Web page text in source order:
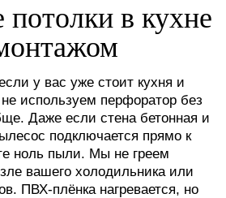
в кухне
у вас уже стоит кухня и
используем перфоратор без
Даже если стена бетонная и
подключается прямо к
ноль пыли. Мы не греем
вашего холодильника или
ПВХ-плёнка нагревается, но